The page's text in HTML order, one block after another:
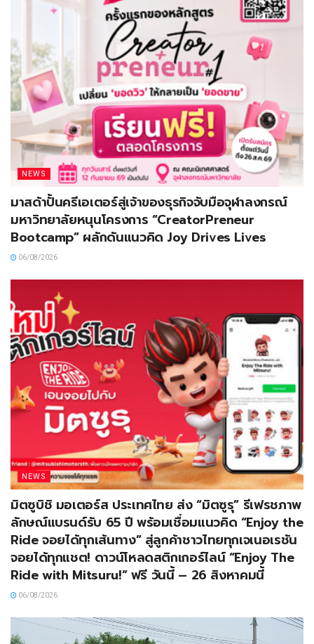
NEWS
มาสด้าปั้นครีเอเตอร์สู่เจ้าของธุรกิจจับมือจุฬาลงกรณ์
มหาวิทยาลัยหนุนโครงการ “CreatorPreneur
Bootcamp” ผลักดันแนวคิด Joy Drives Lives
06/08/2026
NEWS
มิตซูบิชิ มอเตอร์ส ประเทศไทย ส่ง “มิตซูรุ” รีเฟรชภาพ
ลักษณ์แบรนด์รับ 65 ปี พร้อมเชื่อมแนวคิด “Enjoy the
Ride จอยได้ทุกเส้นทาง” สู่ลูกค้าชาวไทยทุกเจเนอเรชัน
จอยได้ทุกแชต! ดาวน์โหลดสติกเกอร์ไลน์ “Enjoy The
Ride with Mitsuru!” ฟรี วันนี้ – 26 สิงหาคมนี้
06/08/2026